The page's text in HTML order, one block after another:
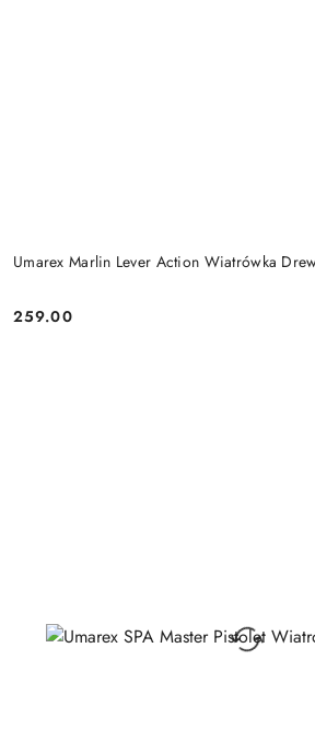
Umarex Marlin Lever Action Wiatrówka
Cena:
259.00